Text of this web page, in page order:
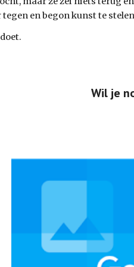
en begon kunst te
Wil je